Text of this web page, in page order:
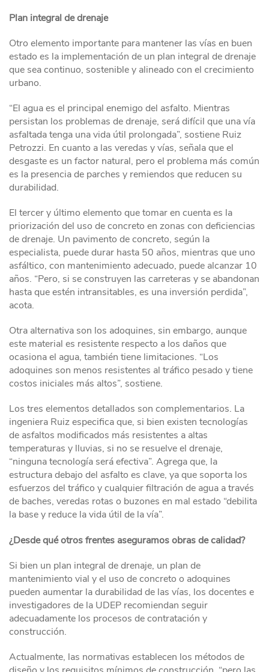
Plan integral de drenaje
Otro elemento importante para mantener las vías en buen
estado es la implementación de un plan integral de drenaje
que sea continuo, sostenible y alineado con el crecimiento
urbano.
“El agua es el principal enemigo del asfalto. Mientras
persistan los problemas de drenaje, será difícil que una vía
asfaltada tenga una vida útil prolongada”, sostiene Ruiz
Petrozzi. En cuanto a las veredas y vías, señala que el
desgaste es un factor natural, pero el problema más común
es la presencia de parches y remiendos que reducen su
durabilidad.
El tercer y último elemento que tomar en cuenta es la
priorización del uso de concreto en zonas con deficiencias
de drenaje. Un pavimento de concreto, según la
especialista, puede durar hasta 50 años, mientras que uno
asfáltico, con mantenimiento adecuado, puede alcanzar 10
años. “Pero, si se construyen las carreteras y se abandonan
hasta que estén intransitables, es una inversión perdida”,
acota.
Otra alternativa son los adoquines, sin embargo, aunque
este material es resistente respecto a los daños que
ocasiona el agua, también tiene limitaciones. “Los
adoquines son menos resistentes al tráfico pesado y tiene
costos iniciales más altos”, sostiene.
Los tres elementos detallados son complementarios. La
ingeniera Ruiz especifica que, si bien existen tecnologías
de asfaltos modificados más resistentes a altas
temperaturas y lluvias, si no se resuelve el drenaje,
“ninguna tecnología será efectiva”. Agrega que, la
estructura debajo del asfalto es clave, ya que soporta los
esfuerzos del tráfico y cualquier filtración de agua a través
de baches, veredas rotas o buzones en mal estado “debilita
la base y reduce la vida útil de la vía”.
¿Desde qué otros frentes aseguramos obras de calidad?
Si bien un plan integral de drenaje, un plan de
mantenimiento vial y el uso de concreto o adoquines
pueden aumentar la durabilidad de las vías, los docentes e
investigadores de la UDEP recomiendan seguir
adecuadamente los procesos de contratación y
construcción.
Actualmente, las normativas establecen los métodos de